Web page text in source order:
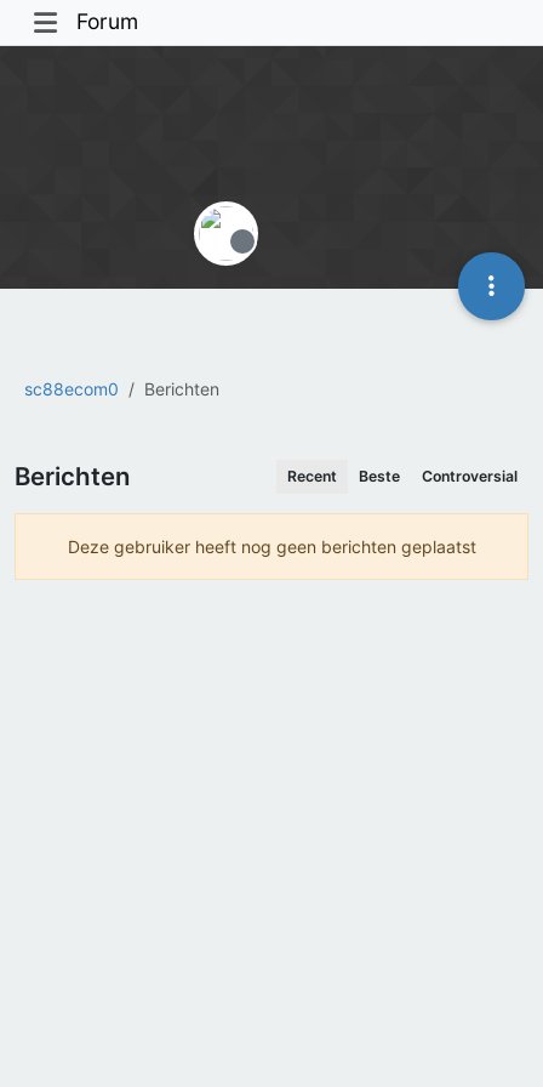
Forum
sc88ecom0 Berichten
Offline
Berichten Recent Beste Controversial
Deze gebruiker heeft nog geen berichten geplaatst